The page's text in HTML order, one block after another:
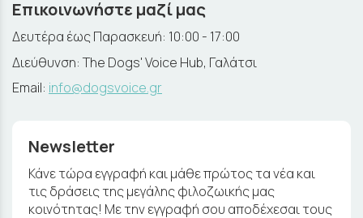
Επικοινωνήστε μαζί μας
Δευτέρα έως Παρασκευή: 10:00 - 17:00
Διεύθυνση: The Dogs' Voice Hub, Γαλάτσι
Email: info@dogsvoice.gr
Newsletter
Κάνε τώρα εγγραφή και μάθε πρώτος τα νέα και
τις δράσεις της μεγάλης φιλοζωικής μας
κοινότητας! Με την εγγραφή σου αποδέχεσαι τους